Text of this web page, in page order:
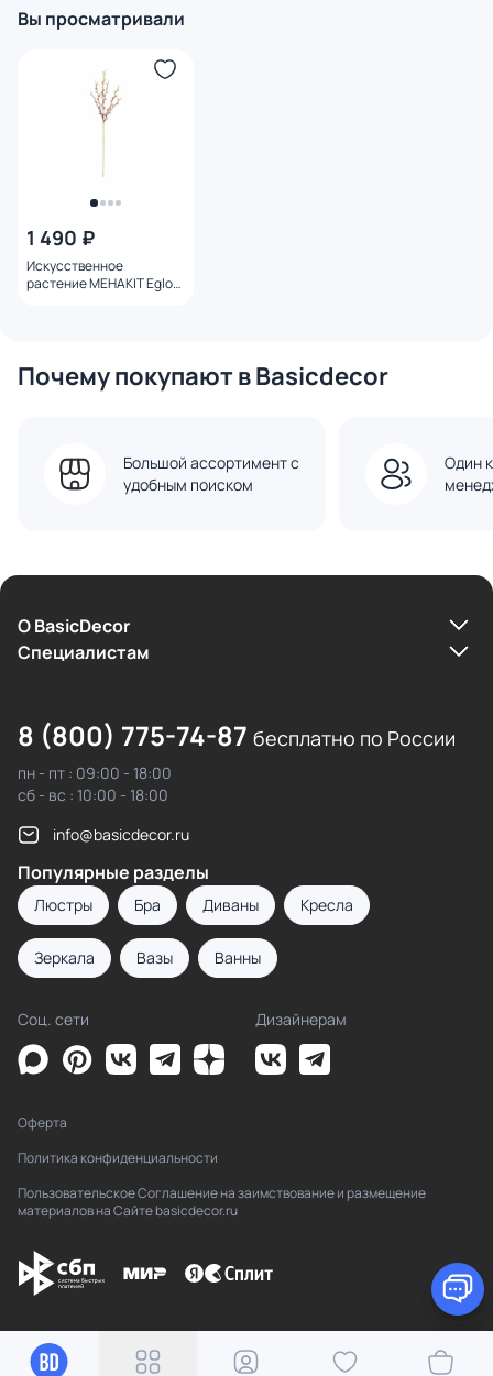
Вы просматривали
1 490 ₽
Искусственное
растение MEHAKIT Eglo
Почему покупают в Basicdecor
Большой ассортимент с
удобным поиском
Один
О BasicDecor
Cпециалистам
8 (800) 775-74-87 бесплатно по России
пн - пт : 09:00 - 18:00
сб - вс : 10:00 - 18:00
info@basicdecor.ru
Популярные разделы
Люстры Бра Диваны Кресла
Зеркала Вазы Ванны
Соц. сети Дизайнерам
Оферта
Политика конфиденциальности
Пользовательское Соглашение на заимствование и размещение
материалов на Сайте basicdecor.ru